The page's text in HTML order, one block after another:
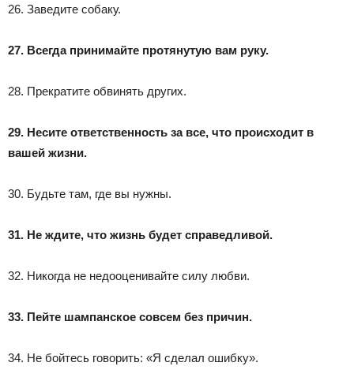
26. Заведите собаку.
27. Всегда принимайте протянутую вам руку.
28. Прекратите обвинять других.
29. Несите ответственность за все, что происходит в
вашей жизни.
30. Будьте там, где вы нужны.
31. Не ждите, что жизнь будет справедливой.
32. Никогда не недооценивайте силу любви.
33. Пейте шампанское совсем без причин.
34. Не бойтесь говорить: «Я сделал ошибку».